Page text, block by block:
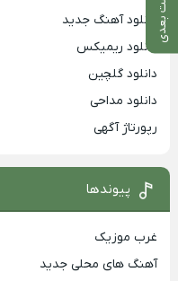
پست بعدی
دانلود آهنگ جدید
دانلود ریمیکس
دانلود گلچین
دانلود مداحی
رپورتاژ آگهی
پیوندها
غرب موزیک
آهنگ های محلی جدید